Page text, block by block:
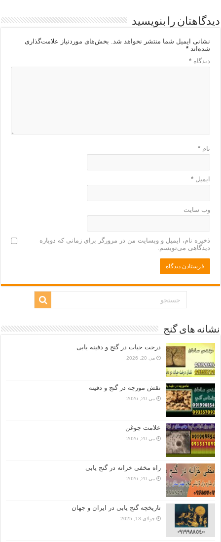
دیدگاهتان را بنویسید
نشانی ایمیل شما منتشر نخواهد شد. بخش‌های موردنیاز علامت‌گذاری
شده‌اند*
دیدگاه*
نام*
ایمیل*
وب‌ سایت
ذخیره نام، ایمیل و وبسایت من در مرورگر برای زمانی که دوباره
دیدگاهی می‌نویسم.
نشانه های گنج
درخت حیات در گنج و دفینه یابی
می 20, 2026
نقش مورچه در گنج و دفینه
می 20, 2026
علامت جوغن
می 20, 2026
راه مخفی خزانه در گنج یابی
می 20, 2026
تاریخچه گنج‌ یابی در ایران و جهان
جولای 13, 2025